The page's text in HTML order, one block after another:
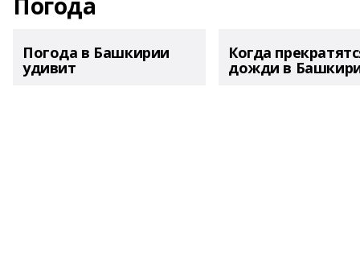
Погода в Башкирии
удивит
Когда
дожди в